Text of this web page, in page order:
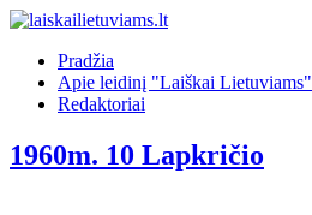
Pradžia
Apie leidinį "Laiškai Lietuviams"
Redaktoriai
1960m. 10 Lapkričio